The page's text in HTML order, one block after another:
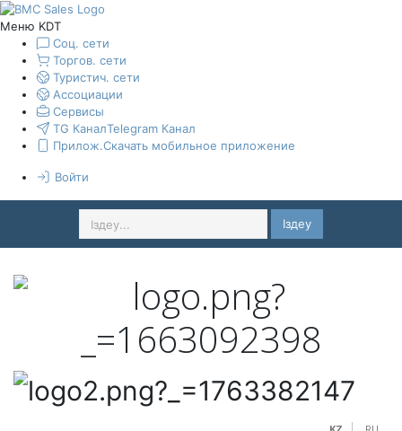
Меню KDT
Соц. сети
Торгов. сети
Туристич. сети
Ассоциации
Сервисы
TG КаналTelegram Канал
Прилож.Скачать мобильное приложение
Войти
Іздеу